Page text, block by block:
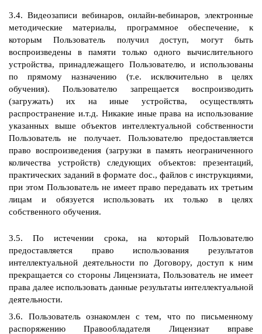
3.4. Видеозаписи вебинаров, онлайн-вебинаров, электронные
методические материалы, программное обеспечение, к
которым Пользователь получил доступ, могут быть
воспроизведены в памяти только одного вычислительного
устройства, принадлежащего Пользователю, и использованы
по прямому назначению (т.е. исключительно в целях
обучения). Пользователю запрещается воспроизводить
(загружать) их на иные устройства, осуществлять
распространение и.т.д. Никакие иные права на использование
указанных выше объектов интеллектуальной собственности
Пользователь не получает. Пользователю предоставляется
право воспроизведения (загрузки в память неограниченного
количества устройств) следующих объектов: презентаций,
практических заданий в формате doc., файлов с инструкциями,
при этом Пользователь не имеет право передавать их третьим
лицам и обязуется использовать их только в целях
собственного обучения.
3.5. По истечении срока, на который Пользователю
предоставляется право использования результатов
интеллектуальной деятельности по Договору, доступ к ним
прекращается со стороны Лицензиата, Пользователь не имеет
права далее использовать данные результаты интеллектуальной
деятельности.
3.6. Пользователь ознакомлен с тем, что по письменному
распоряжению Правообладателя Лицензиат вправе